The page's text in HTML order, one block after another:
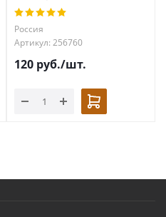
Россия
Артикул: 256760
120 руб./шт.